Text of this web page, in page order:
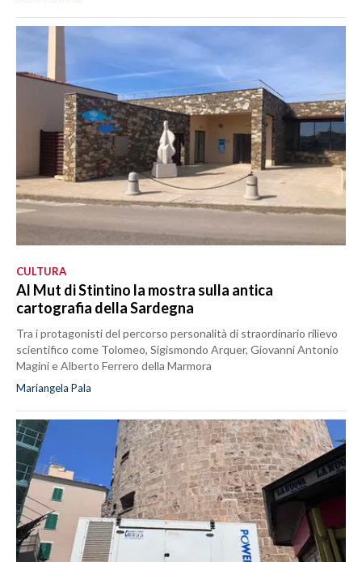
CULTURA
Al Mut di Stintino la mostra sulla antica
cartografia della Sardegna
Tra i protagonisti del percorso personalità di straordinario rilievo
scientifico come Tolomeo, Sigismondo Arquer, Giovanni Antonio
Magini e Alberto Ferrero della Marmora
Mariangela Pala